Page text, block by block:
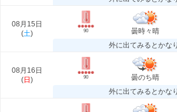
08月15日
(土) 90 曇時々晴
外に出てみるとかな
08月16日
(日 ) 90 曇のち晴
外に出てみるとかな